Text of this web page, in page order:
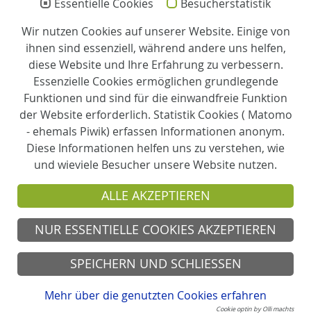
über den Stand und die Ergebnisse der Beschwerde
einschließlich der Möglichkeit eines gerichtlichen
Rechtsbehelfs nach § 47 (DSG-EKD).
Widerspruchsrecht
Jede von der Verarbeitung personenbezogener Daten
betroffene Person hat das Recht, aus Gründen, die
sich aus ihrer besonderen Situation ergeben, jederzeit
gegen die Verarbeitung sie betreffender
(DSG-EKD) erfolgt, Widerspruch einzulegen.
Im Falle eines Widerspruchs werden die
personenbezogenen Daten nicht mehr verarbeitet, es
sei denn, wir können zwingende schutzwürdige Gründe
für die Verarbeitung nachweisen, die den Interessen,
Rechten und Freiheiten der betroffenen Person
überwiegen, oder die Verarbeitung dient der
Essentielle Cookies
Besucherstatistik
Wir nutzen Cookies auf unserer Website. Einige von
ihnen sind essenziell, während andere uns helfen,
diese Website und Ihre Erfahrung zu verbessern.
Essenzielle Cookies ermöglichen grundlegende
Funktionen und sind für die einwandfreie Funktion
der Website erforderlich. Statistik Cookies ( Matomo
- ehemals Piwik) erfassen Informationen anonym.
Diese Informationen helfen uns zu verstehen, wie
und wieviele Besucher unsere Website nutzen.
ALLE AKZEPTIEREN
NUR ESSENTIELLE COOKIES AKZEPTIEREN
SPEICHERN UND SCHLIESSEN
Mehr über die genutzten Cookies erfahren
Cookie optin by Olli machts